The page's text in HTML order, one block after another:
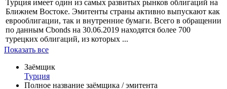
Турция имеет один из самых развитых рынков облигаций на
Ближнем Востоке. Эмитенты страны активно выпускают как
еврооблигации, так и внутренние бумаги. Всего в обращении
по данным Cbonds на 30.06.2019 находятся более 700
турецких облигаций, из которых ...
Показать все
Заёмщик
Турция
Полное название заёмщика / эмитента